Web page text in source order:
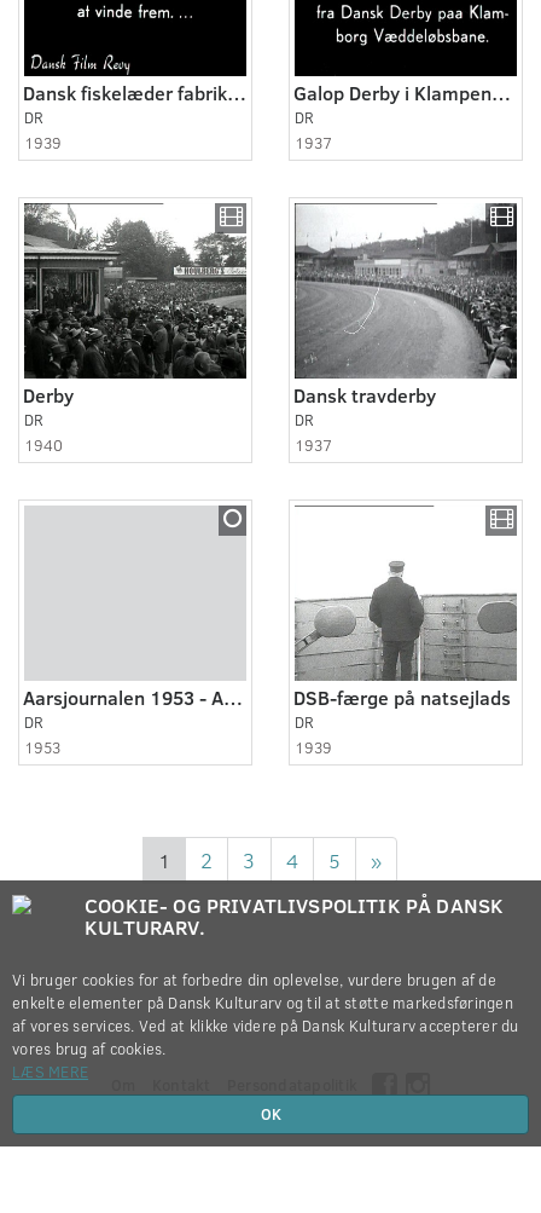
Dansk fiskelæder fabrikation
DR
1939
Galop Derby i Klampenborg
DR
1937
Derby
DR
1940
Dansk travderby
DR
1937
Aarsjournalen 1953 - Aarets Trav-Derby
DR
1953
DSB-færge på natsejlads
DR
1939
1 2 3 4 5 »
Copyright © 2012-2026
COOKIE- OG PRIVATLIVSPOLITIK PÅ DANSK
KULTURARV.
Vi bruger cookies for at forbedre din oplevelse, vurdere brugen af de
enkelte elementer på Dansk Kulturarv og til at støtte markedsføringen
af vores services. Ved at klikke videre på Dansk Kulturarv accepterer du
vores brug af cookies.
LÆS MERE
OK